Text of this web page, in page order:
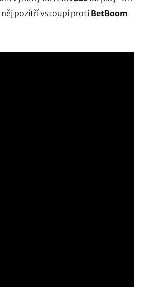
něj pozítří vstoupí proti BetBoom